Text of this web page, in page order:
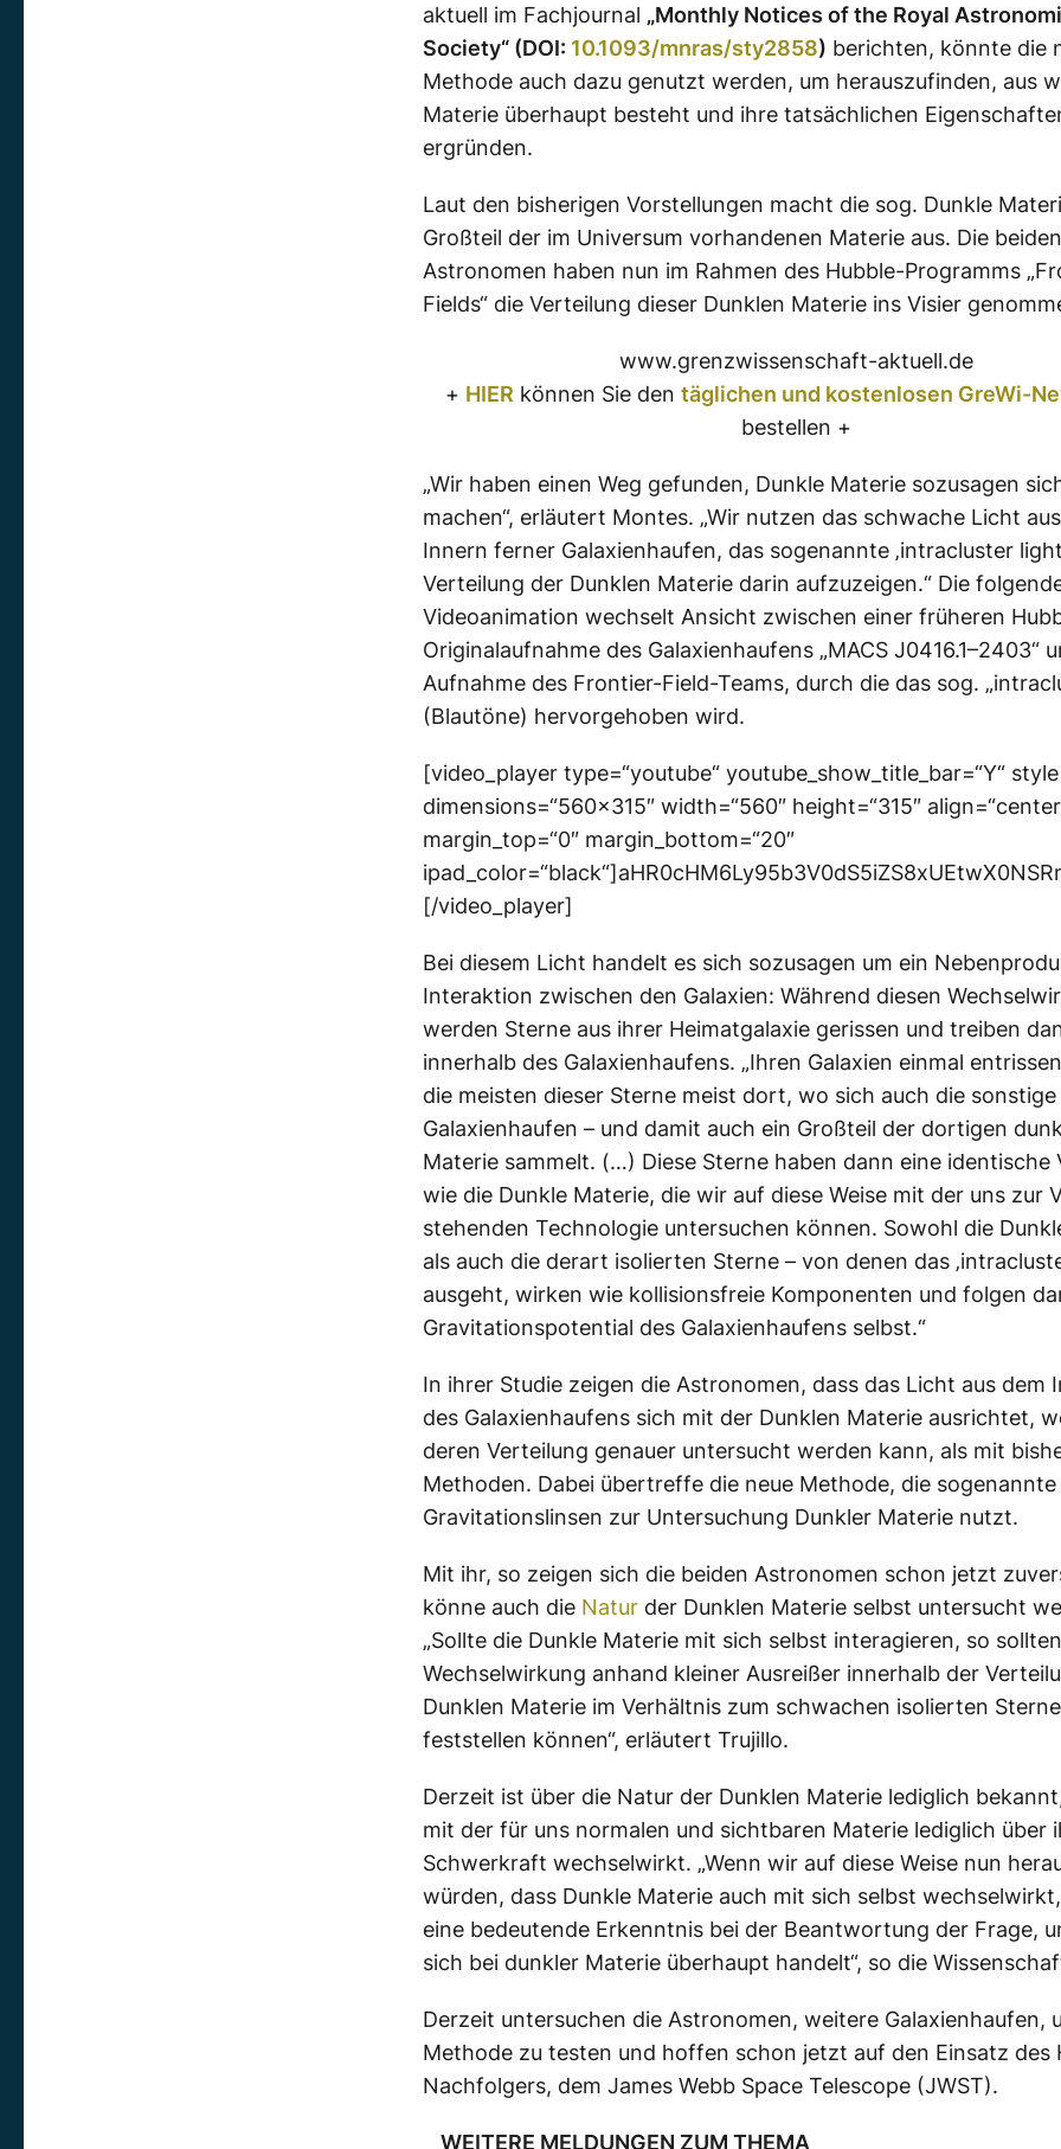
aktuell im Fachjournal „Monthly Notices of the Royal
Society“ (DOI: 10.1093/mnras/sty2858) berichten, könnte die
Methode auch dazu genutzt werden, um herauszufinden, aus
Materie überhaupt besteht und ihre tatsächlichen
ergründen.
Laut den bisherigen Vorstellungen macht die sog. Dunkle
Großteil der im Universum vorhandenen Materie aus. Die beiden
Astronomen haben nun im Rahmen des Hubble-Programms
Fields“ die Verteilung dieser Dunklen Materie ins Visier
www.grenzwissenschaft-aktuell.de
+ HIER können Sie den täglichen und kostenlosen GreWi-
bestellen +
„Wir haben einen Weg gefunden, Dunkle Materie sozusagen
machen“, erläutert Montes. „Wir nutzen das schwache Licht
Innern ferner Galaxienhaufen, das sogenannte ‚intracluster
Verteilung der Dunklen Materie darin aufzuzeigen.“ Die
Videoanimation wechselt Ansicht zwischen einer früheren
Originalaufnahme des Galaxienhaufens „MACS J0416.1–2403“
Aufnahme des Frontier-Field-Teams, durch die das sog.
(Blautöne) hervorgehoben wird.
[video_player type=“youtube“ youtube_show_title_bar=“Y“
dimensions=“560×315″ width=“560″ height=“315″
margin_top=“0″ margin_bottom=“20″
[/video_player]
Bei diesem Licht handelt es sich sozusagen um ein
Interaktion zwischen den Galaxien: Während diesen
werden Sterne aus ihrer Heimatgalaxie gerissen und treiben
innerhalb des Galaxienhaufens. „Ihren Galaxien einmal
die meisten dieser Sterne meist dort, wo sich auch die sonstige
Galaxienhaufen – und damit auch ein Großteil der dortigen
Materie sammelt. (…) Diese Sterne haben dann eine identische
wie die Dunkle Materie, die wir auf diese Weise mit der uns zur
stehenden Technologie untersuchen können. Sowohl die
als auch die derart isolierten Sterne – von denen das
ausgeht, wirken wie kollisionsfreie Komponenten und folgen
Gravitationspotential des Galaxienhaufens selbst.“
In ihrer Studie zeigen die Astronomen, dass das Licht aus dem
des Galaxienhaufens sich mit der Dunklen Materie ausrichtet,
deren Verteilung genauer untersucht werden kann, als mit
Methoden. Dabei übertreffe die neue Methode, die sogenannte
Gravitationslinsen zur Untersuchung Dunkler Materie nutzt.
Mit ihr, so zeigen sich die beiden Astronomen schon jetzt
könne auch die Natur der Dunklen Materie selbst untersucht
„Sollte die Dunkle Materie mit sich selbst interagieren, so
Wechselwirkung anhand kleiner Ausreißer innerhalb der
Dunklen Materie im Verhältnis zum schwachen isolierten
feststellen können“, erläutert Trujillo.
Derzeit ist über die Natur der Dunklen Materie lediglich
mit der für uns normalen und sichtbaren Materie lediglich über
Schwerkraft wechselwirkt. „Wenn wir auf diese Weise nun
würden, dass Dunkle Materie auch mit sich selbst
eine bedeutende Erkenntnis bei der Beantwortung der Frage,
sich bei dunkler Materie überhaupt handelt“, so die
Derzeit untersuchen die Astronomen, weitere Galaxienhaufen,
Methode zu testen und hoffen schon jetzt auf den Einsatz des
Nachfolgers, dem James Webb Space Telescope (JWST).
WEITERE MELDUNGEN ZUM THEMA